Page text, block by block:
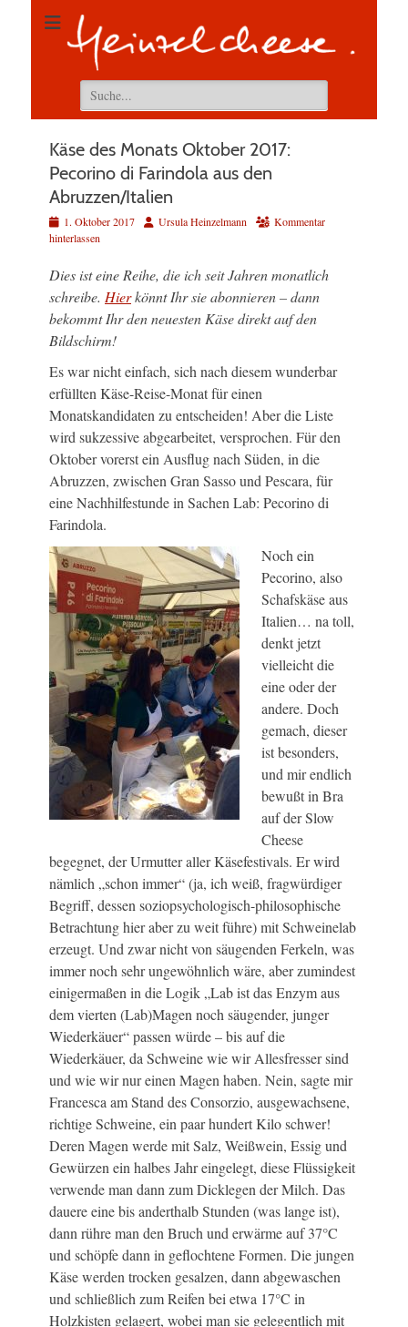
Suchen
nach:
Käse des Monats Oktober 2017:
Pecorino di Farindola aus den
Abruzzen/Italien
Veröffentlicht
am
1. Oktober 2017 AutorUrsula Heinzelmann
Kommentar
hinterlassen
Dies ist eine Reihe, die ich seit Jahren monatlich
schreibe. Hierkönnt Ihr sie abonnieren – dann
bekommt Ihr den neuesten Käse direkt auf den
Bildschirm!
Es war nicht einfach, sich nach diesem wunderbar
erfüllten Käse-Reise-Monat für einen
Monatskandidaten zu entscheiden! Aber die Liste
wird sukzessive abgearbeitet, versprochen. Für den
Oktober vorerst ein Ausflug nach Süden, in die
Abruzzen, zwischen Gran Sasso und Pescara, für
eine Nachhilfestunde in Sachen Lab: Pecorino di
Farindola.
Noch ein
Pecorino, also
Schafskäse aus
Italien… na toll,
denkt jetzt
vielleicht die
eine oder der
andere. Doch
gemach, dieser
ist besonders,
und mir endlich
bewußt in Bra
auf der Slow
Cheese
begegnet, der Urmutter aller Käsefestivals. Er wird
nämlich „schon immer“ (ja, ich weiß, fragwürdiger
Begriff, dessen soziopsychologisch-philosophische
Betrachtung hier aber zu weit führe) mit Schweinelab
erzeugt. Und zwar nicht von säugenden Ferkeln, was
immer noch sehr ungewöhnlich wäre, aber zumindest
einigermaßen in die Logik „Lab ist das Enzym aus
dem vierten (Lab)Magen noch säugender, junger
Wiederkäuer“ passen würde – bis auf die
Wiederkäuer, da Schweine wie wir Allesfresser sind
und wie wir nur einen Magen haben. Nein, sagte mir
Francesca am Stand des Consorzio, ausgewachsene,
richtige Schweine, ein paar hundert Kilo schwer!
Deren Magen werde mit Salz, Weißwein, Essig und
Gewürzen ein halbes Jahr eingelegt, diese Flüssigkeit
verwende man dann zum Dicklegen der Milch. Das
dauere eine bis anderthalb Stunden (was lange ist),
dann rühre man den Bruch und erwärme auf 37°C
und schöpfe dann in geflochtene Formen. Die jungen
Käse werden trocken gesalzen, dann abgewaschen
und schließlich zum Reifen bei etwa 17°C in
Holzkisten gelagert, wobei man sie gelegentlich mit